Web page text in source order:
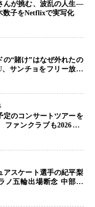
んが挑む、波乱の人生―
数子をNetflixで実写化
の“賭け”はなぜ外れたの
、サンチョをフリー放出
略の転換点に
定のコンサートツアーを
ァンクラブも2026年5
アスケート選手の紀平梨
ノ五輪出場断念 中部選
表「安全最優先の判断」